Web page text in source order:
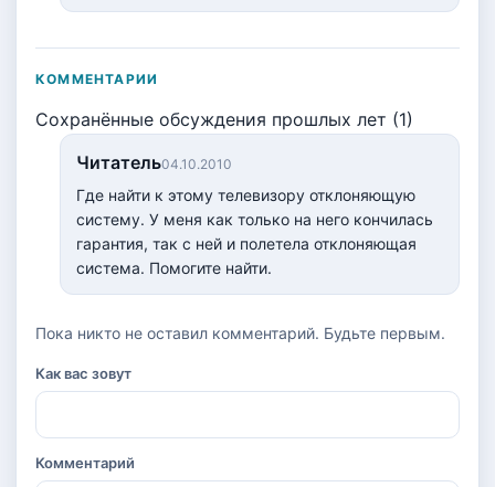
КОММЕНТАРИИ
Сохранённые обсуждения прошлых лет (1)
Читатель04.10.2010
Где найти к этому телевизору отклоняющую
систему. У меня как только на него кончилась
гарантия, так с ней и полетела отклоняющая
система. Помогите найти.
Пока никто не оставил комментарий. Будьте первым.
Как вас зовут
Комментарий